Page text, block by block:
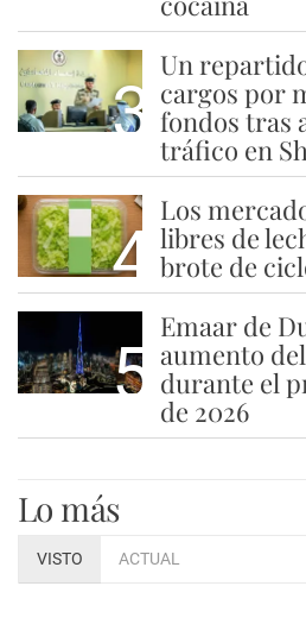
3
Un
cargos por
fondos tras
tráfico en
4
Los
libres de
brote de
5
Emaar de
aumento
durante el
de 2026
Lo más
VISTO ACTUAL